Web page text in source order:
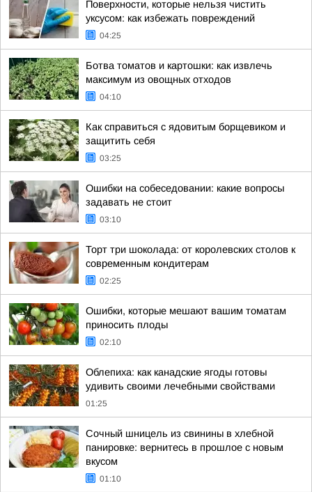
Поверхности, которые нельзя чистить
уксусом: как избежать повреждений
04:25
Ботва томатов и картошки: как извлечь
максимум из овощных отходов
04:10
Как справиться с ядовитым борщевиком и
защитить себя
03:25
Ошибки на собеседовании: какие вопросы
задавать не стоит
03:10
Торт три шоколада: от королевских столов к
современным кондитерам
02:25
Ошибки, которые мешают вашим томатам
приносить плоды
02:10
Облепиха: как канадские ягоды готовы
удивить своими лечебными свойствами
01:25
Сочный шницель из свинины в хлебной
панировке: вернитесь в прошлое с новым
вкусом
01:10